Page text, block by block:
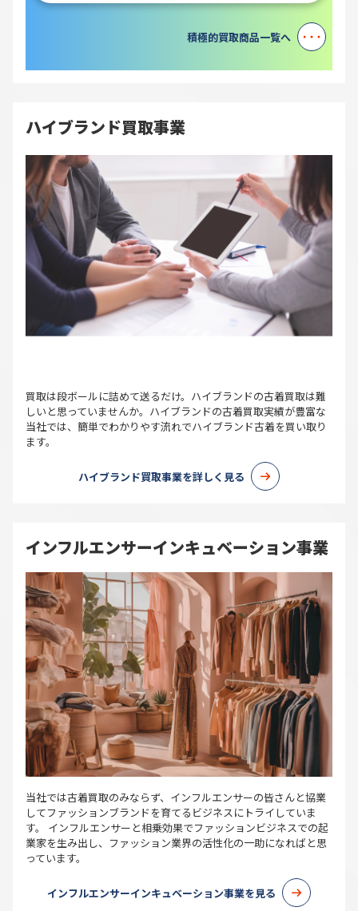
積極的買取商品一覧へ
ハイブランド買取事業
買取は段ボールに詰めて送るだけ。ハイブランドの古着買取は難
しいと思っていませんか。ハイブランドの古着買取実績が豊富な
当社では、簡単でわかりやす流れでハイブランド古着を買い取り
ます。
ハイブランド買取事業を詳しく見る
インフルエンサーインキュベーション事業
当社では古着買取のみならず、インフルエンサーの皆さんと協業
してファッションブランドを育てるビジネスにトライしていま
す。 インフルエンサーと相乗効果でファッションビジネスでの起
業家を生み出し、ファッション業界の活性化の一助になればと思
っています。
インフルエンサーインキュベーション事業を見る